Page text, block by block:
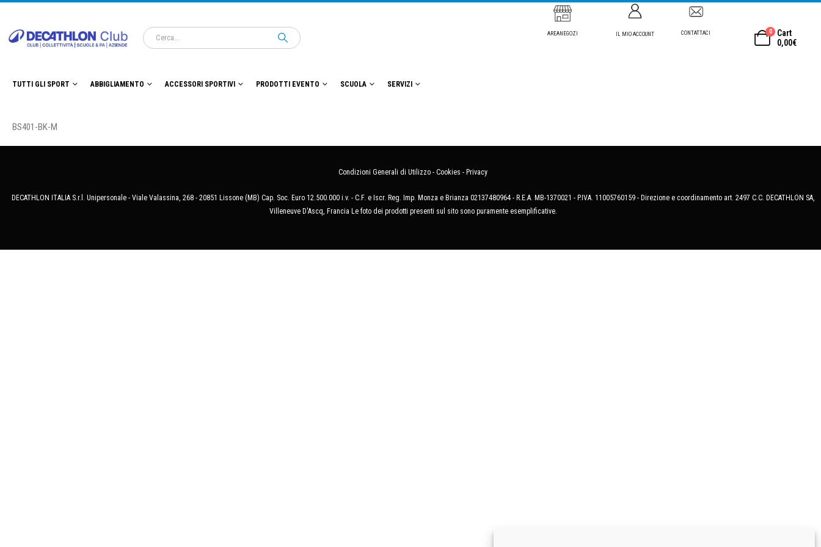
AREANEGOZI IL MIO ACCOUNT CONTATTACI 0
Cart
0,00€
TUTTI GLI SPORT ABBIGLIAMENTO ACCESSORI SPORTIVI PRODOTTI EVENTO SCUOLA SERVIZI
BS401-BK-M
Condizioni Generali di Utilizzo - Cookies - Privacy
DECATHLON ITALIA S.r.l. Unipersonale - Viale Valassina, 268 - 20851 Lissone (MB) Cap. Soc. Euro 12.500.000 i.v. - C.F. e Iscr. Reg. Imp. Monza e Brianza 02137480964 - R.E.A. MB-1370021 - P.IVA. 11005760159 - Direzione e coordinamento art. 2497 C.C. DECATHLON SA,
Villeneuve D'Ascq, Francia Le foto dei prodotti presenti sul sito sono puramente esemplificative.